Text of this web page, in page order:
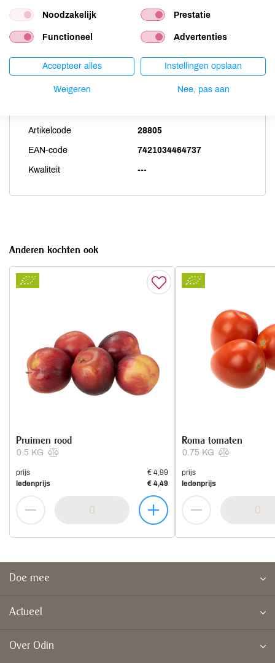
Productspecificaties
Land van herkomst
Artikelcode 28805
EAN-code 7421034464737
Kwaliteit ---
Anderen kochten ook
0.5 KG
Pruimen rood
prijs
€ 4,99
ledenprijs
€ 4,49
0.75 KG
Roma tomaten
prijs
ledenprijs
Doe mee
Actueel
Over Odin
Noodzakelijk Prestatie
Functioneel Advertenties
Accepteer alles Instellingen opslaan
Weigeren Nee, pas aan